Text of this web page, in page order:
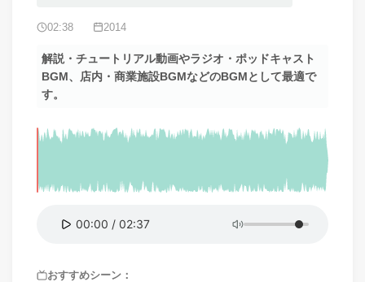
02:38 2014
解説・チュートリアル動画やラジオ・ポッドキャスト
BGM、店内・商業施設BGMなどのBGMとして最適で
す。
00:00 / 02:37
おすすめシーン：